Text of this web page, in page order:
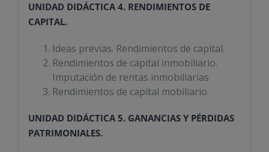
UNIDAD DIDÁCTICA 4. RENDIMIENTOS DE
CAPITAL.
Ideas previas. Rendimientos de capital.
Rendimientos de capital inmobiliario.
Imputación de rentas inmobiliarias
Rendimientos de capital mobiliario.
UNIDAD DIDÁCTICA 5. GANANCIAS Y PÉRDIDAS
PATRIMONIALES.